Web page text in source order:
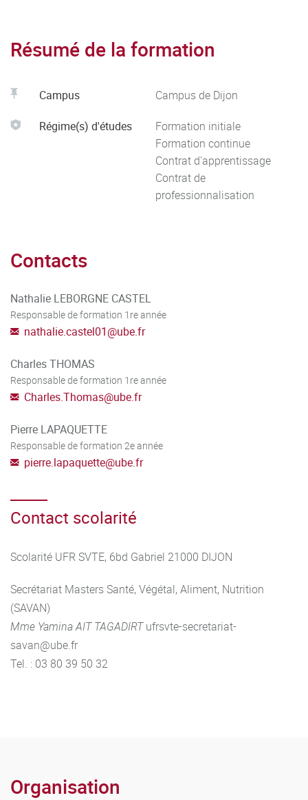
méthode purification adaptée.
microorganismes en agroalimentaire.
-Savoir tester les effets de microorganismes in vitro sur des
cellules en culture.
-Connaître les méthodes de contrôle microbiologique en
-Connaître la législation en matière de sécurité des
avoir sur nos sociétés.
considérer les microorganismes comme des outils de
production durable.
-Savoir faire une analyse critique de certaines preuves de
domaine du développement durable.
Compétences transversales : compétences liées à la
l’informatique, la veille bibliographique, la communication
et la gestion de projet doivent être acquises.
Résumé de la formation
Campus Campus de Dijon
Régime(s) d'études
Formation initiale
Formation continue
Contrat d'apprentissage
Contrat de
professionnalisation
Contacts
Nathalie LEBORGNE CASTEL
Responsable de formation 1re année
nathalie.castel01@ube.fr
Charles THOMAS
Responsable de formation 1re année
Charles.Thomas@ube.fr
Pierre LAPAQUETTE
Responsable de formation 2e année
pierre.lapaquette@ube.fr
Contact scolarité
Scolarité UFR SVTE, 6bd Gabriel 21000 DIJON
Secrétariat Masters Santé, Végétal, Aliment, Nutrition
(SAVAN)
Mme Yamina AIT TAGADIRTufrsvte-secretariat-
savan@ube.fr
Tel. : 03 80 39 50 32
Organisation